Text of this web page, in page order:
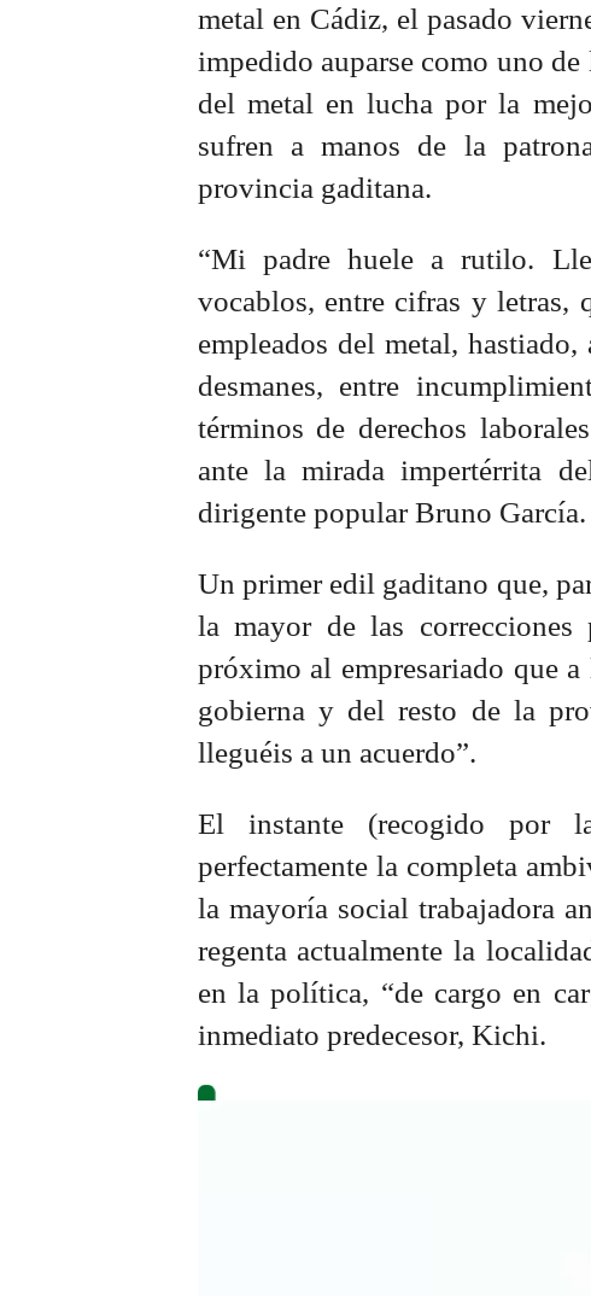
metal en Cádiz, el pasado
impedido auparse como uno
del metal en lucha por la
sufren a manos de la
provincia gaditana.
“Mi padre huele a rutilo.
vocablos, entre cifras y letras,
empleados del metal,
desmanes, entre
términos de derechos
ante la mirada impertérrita
dirigente popular Bruno García.
Un primer edil gaditano que,
la mayor de las correcciones
próximo al empresariado que
gobierna y del resto de la
lleguéis a un acuerdo”.
El instante (recogido por
perfectamente la completa
la mayoría social trabajadora
regenta actualmente la
en la política, “de cargo en
inmediato predecesor, Kichi.
Reproductor